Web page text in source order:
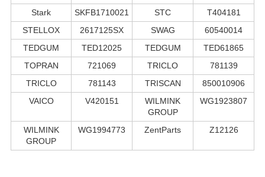
Stark
SKFB1710021 STC
T404181
STELLOX
2617125SX SWAG
60540014
TEDGUM
TED12025 TEDGUM
TED61865
TOPRAN
721069 TRICLO
781139
TRICLO
781143 TRISCAN
850010906
VAICO
V420151
WILMINK
GROUP
WG1923807
WILMINK
GROUP
WG1994773 ZentParts Z12126